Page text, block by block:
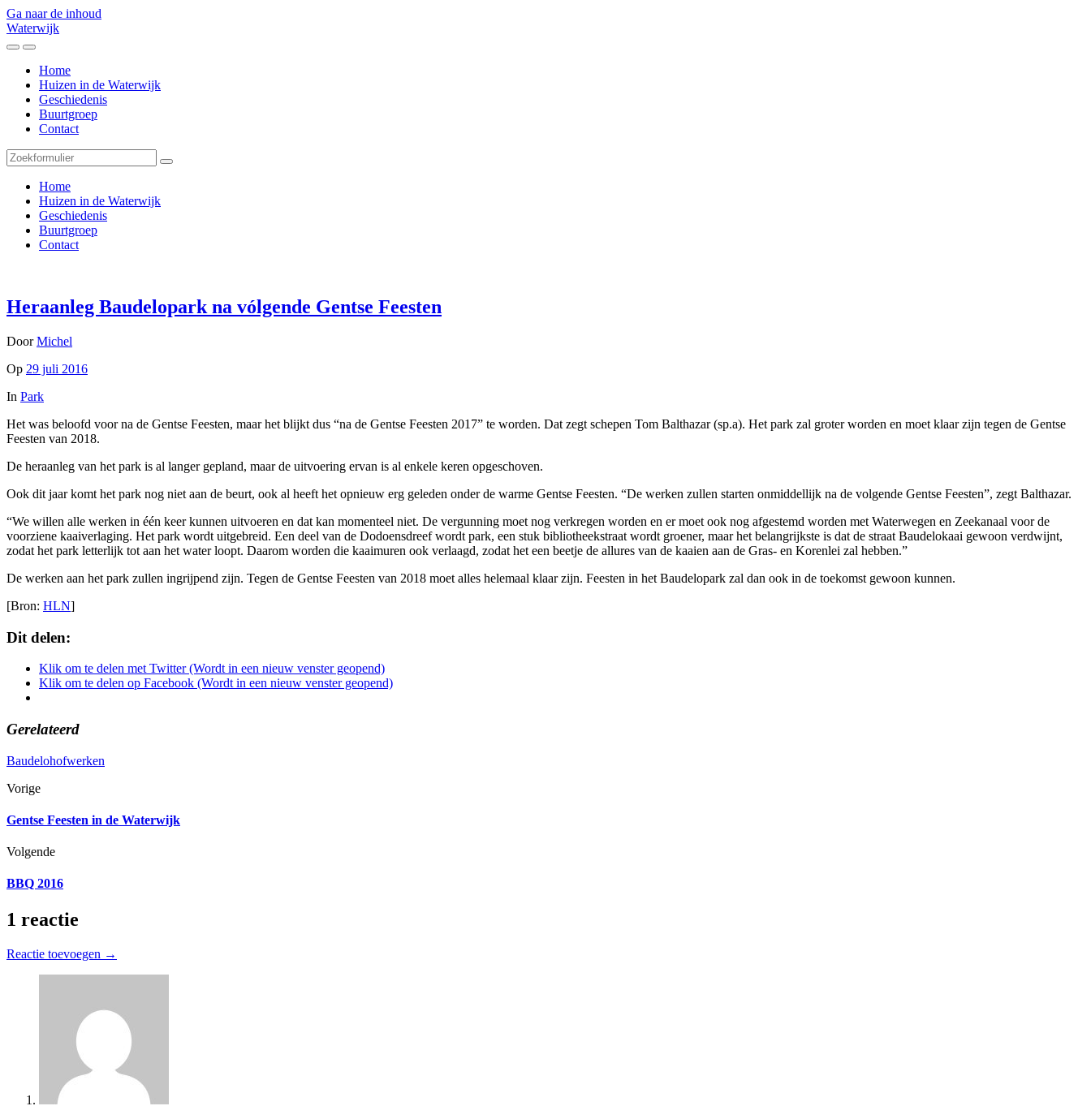
Ga naar de inhoud
Waterwijk
Toggle
mobiele
menu
Toggle
het
zoekveld
Home
Huizen in de Waterwijk
Geschiedenis
Buurtgroep
Contact
Zoeken
Home
Huizen in de Waterwijk
Geschiedenis
Buurtgroep
Contact
Heraanleg Baudelopark na vólgende Gentse Feesten
DoorMichel
Op 29 juli 2016
In Park
Het was beloofd voor na de Gentse Feesten, maar het blijkt dus “na de Gentse Feesten 2017” te worden. Dat zegt schepen Tom Balthazar (sp.a). Het park zal groter worden en moet klaar zijn tegen de Gentse
Feesten van 2018.
De heraanleg van het park is al langer gepland, maar de uitvoering ervan is al enkele keren opgeschoven.
Ook dit jaar komt het park nog niet aan de beurt, ook al heeft het opnieuw erg geleden onder de warme Gentse Feesten. “De werken zullen starten onmiddellijk na de volgende Gentse Feesten”, zegt Balthazar.
“We willen alle werken in één keer kunnen uitvoeren en dat kan momenteel niet. De vergunning moet nog verkregen worden en er moet ook nog afgestemd worden met Waterwegen en Zeekanaal voor de
voorziene kaaiverlaging. Het park wordt uitgebreid. Een deel van de Dodoensdreef wordt park, een stuk bibliotheekstraat wordt groener, maar het belangrijkste is dat de straat Baudelokaai gewoon verdwijnt,
zodat het park letterlijk tot aan het water loopt. Daarom worden die kaaimuren ook verlaagd, zodat het een beetje de allures van de kaaien aan de Gras- en Korenlei zal hebben.”
De werken aan het park zullen ingrijpend zijn. Tegen de Gentse Feesten van 2018 moet alles helemaal klaar zijn. Feesten in het Baudelopark zal dan ook in de toekomst gewoon kunnen.
[Bron: HLN]
Dit delen:
Klik om te delen met Twitter (Wordt in een nieuw venster geopend)
Klik om te delen op Facebook (Wordt in een nieuw venster geopend)
Gerelateerd
Baudelohofwerken
Vorige
Gentse Feesten in de Waterwijk
Volgende
BBQ 2016
1 reactie
Reactie toevoegen →